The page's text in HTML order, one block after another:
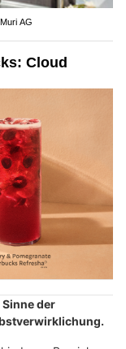
AG
Cloud
der